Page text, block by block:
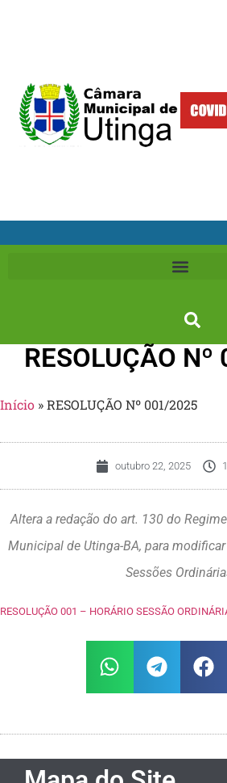
RESOLUÇÃO
Início »RESOLUÇÃO Nº 001/2025
outubro 22, 2025
Altera a redação do art. 130 do
Municipal de Utinga-BA, para
Sessões
RESOLUÇÃO 001 – HORÁRIO SESSÃO